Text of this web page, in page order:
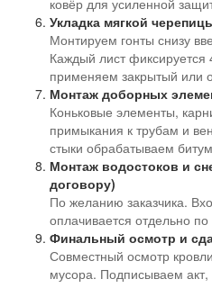
ковёр для усиленной
Укладка мягкой
Монтируем гонты снизу
Каждый лист фиксируется
применяем закрытый или
Монтаж доборных
Коньковые элементы,
примыкания к трубам и
стыки обрабатываем
Монтаж водостоков и
договору)
По желанию заказчика.
оплачивается отдельно по
Финальный осмотр и
Совместный осмотр
мусора. Подписываем